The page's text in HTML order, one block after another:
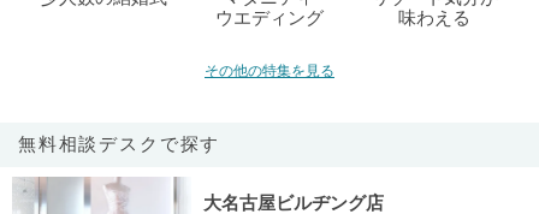
ウエディング
味わえる
その他の特集を見る
無料相談デスクで探す
大名古屋ビルヂング店